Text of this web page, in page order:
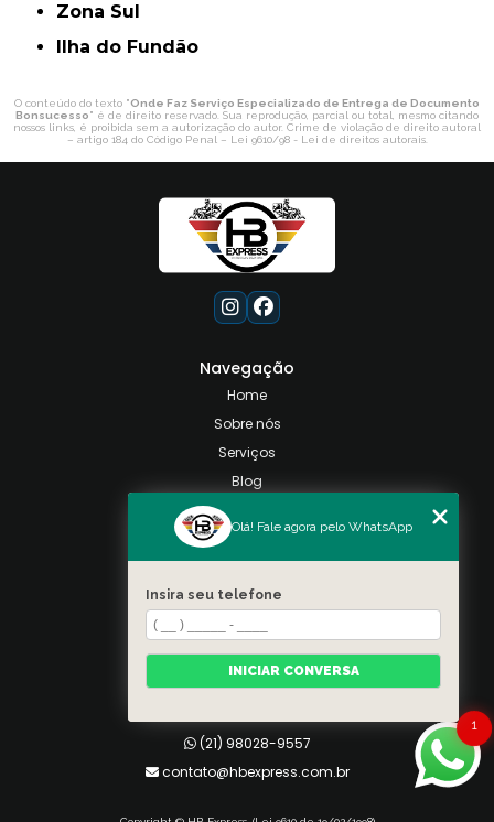
Zona Sul
ilha do Fundão
O conteúdo do texto "Onde Faz Serviço Especializado de Entrega de Documento
Bonsucesso" é de direito reservado. Sua reprodução, parcial ou total, mesmo citando
nossos links, é proibida sem a autorização do autor. Crime de violação de direito autoral
– artigo 184 do Código Penal – Lei 9610/98 - Lei de direitos autorais.
Navegação
Home
Sobre nós
Serviços
Blog
Categorias
Mapa do site
Contato
Taquara, Rio de Janeiro
(21) 98028-9557
(21) 98028-9557
contato@hbexpress.com.br
1
Olá! Fale agora pelo WhatsApp
Insira seu telefone
INICIAR CONVERSA